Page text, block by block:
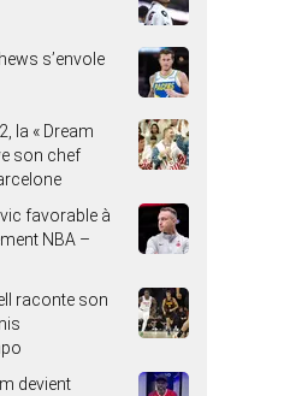
s’envole
la « Dream
son chef
favorable à
NBA –
raconte son
devient